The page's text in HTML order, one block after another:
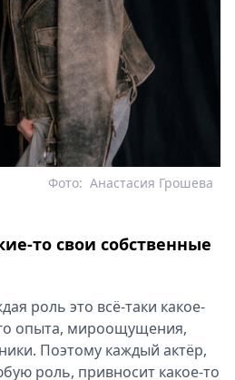
Анастасия Грошева
Фото:
то свои собственные
роль это всё-таки какое-
опыта, мироощущения,
Поэтому каждый актёр,
роль, привносит какое-то